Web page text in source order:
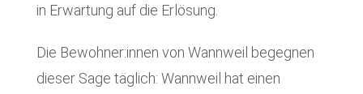
in Erwartung auf die Erlösung.
Die Bewohner:innen von Wannweil begegnen
dieser Sage täglich: Wannweil hat einen